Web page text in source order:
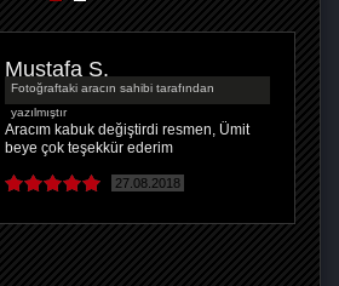
Mustafa Ş.
Fotoğraftaki aracın sahibi tarafından
yazılmıştır
Aracım kabuk değiştirdi resmen, Ümit
beye çok teşekkür ederim
27.08.2018